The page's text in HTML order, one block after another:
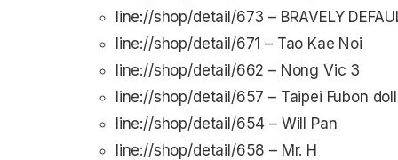
line://shop/detail/673 – BRAVELY
line://shop/detail/671 – Tao Kae Noi
line://shop/detail/662 – Nong Vic 3
line://shop/detail/657 – Taipei Fubon doll
line://shop/detail/654 – Will Pan
line://shop/detail/658 – Mr. H